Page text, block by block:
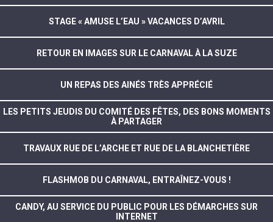
STAGE « AMUSE L’EAU » VACANCES D’AVRIL
RETOUR EN IMAGES SUR LE CARNAVAL À LA SUZE
UN REPAS DES AINÉS TRÈS APPRÉCIÉ
LES PETITS JEUDIS DU COMITÉ DES FÊTES, DES BONS MOMENTS
À PARTAGER
TRAVAUX RUE DE L’ARCHE ET RUE DE LA BLANCHETIÈRE
FLASHMOB DU CARNAVAL, ENTRAÎNEZ-VOUS !
CANDY, AU SERVICE DU PUBLIC POUR LES DÉMARCHES SUR
INTERNET